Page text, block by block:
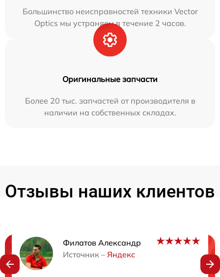
Большинство неисправностей техники Vector
Optics мы устраняем в течение 2 часов.
Оригинальные запчасти
Более 20 тыс. запчастей от производителя в
наличии на собственных складах.
Отзывы наших клиентов
Филатов Александр
Источник – Яндекс
Нужна консультация?